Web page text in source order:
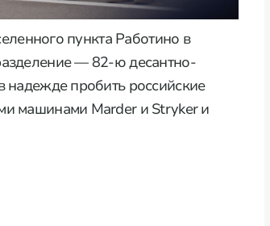
пункта Работино в
— 82-ю десантно-
пробить российские
машинами Marder и Stryker и